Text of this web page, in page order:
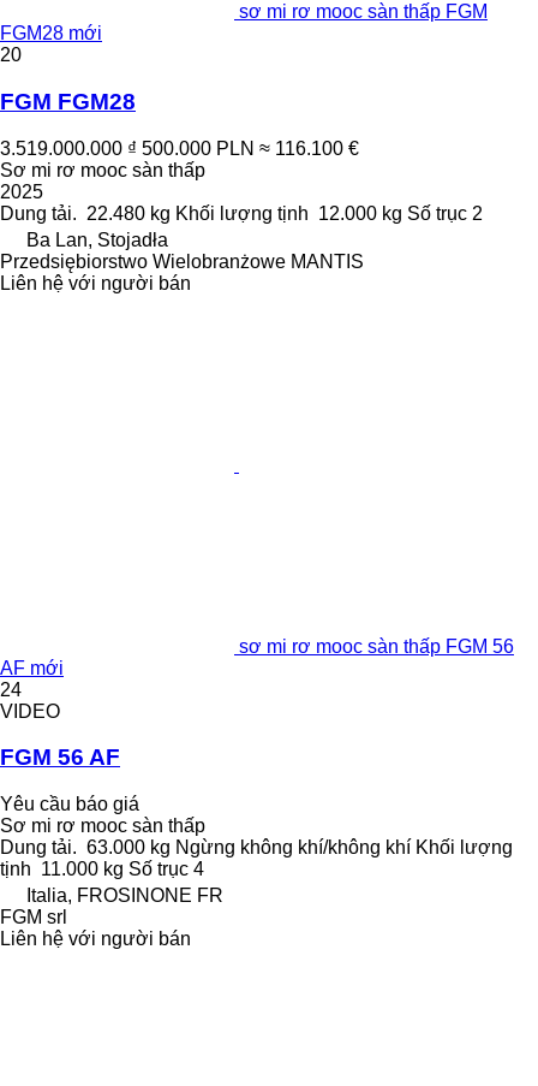
sơ mi rơ mooc sàn thấp FGM
FGM28 mới
20
FGM FGM28
3.519.000.000 ₫ 500.000 PLN ≈ 116.100 €
Sơ mi rơ mooc sàn thấp
2025
Dung tải. 22.480 kg Khối lượng tịnh 12.000 kg Số trục 2
Ba Lan, Stojadła
Przedsiębiorstwo Wielobranżowe MANTIS
Liên hệ với người bán
sơ mi rơ mooc sàn thấp FGM 56
AF mới
24
VIDEO
FGM 56 AF
Yêu cầu báo giá
Sơ mi rơ mooc sàn thấp
Dung tải. 63.000 kg Ngừng không khí/không khí Khối lượng
tịnh 11.000 kg Số trục 4
Italia, FROSINONE FR
FGM srl
Liên hệ với người bán